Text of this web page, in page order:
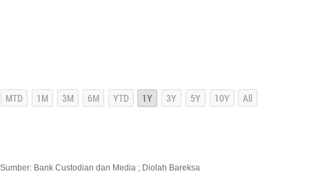
Sumber: Bank Custodian dan Media ; Diolah Bareksa